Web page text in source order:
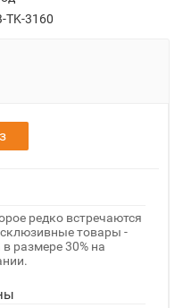
TK-3160
редко встречаются
товары -
размере 30% на